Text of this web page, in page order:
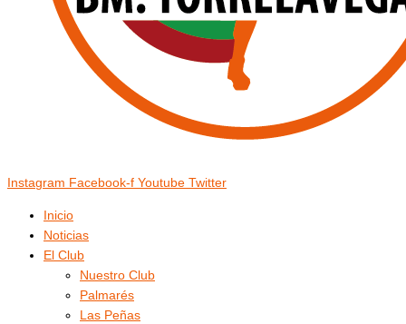
Instagram Facebook-f Youtube Twitter
Inicio
Noticias
El Club
Nuestro Club
Palmarés
Las Peñas